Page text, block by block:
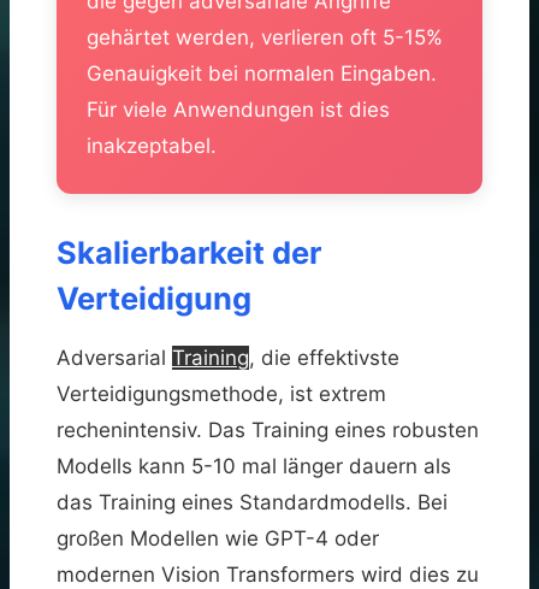
gehärtet werden, verlieren oft 5-15%
Genauigkeit bei normalen Eingaben.
Für viele Anwendungen ist dies
inakzeptabel.
Skalierbarkeit der
Verteidigung
Adversarial Training, die effektivste
Verteidigungsmethode, ist extrem
rechenintensiv. Das Training eines robusten
Modells kann 5-10 mal länger dauern als
das Training eines Standardmodells. Bei
großen Modellen wie GPT-4 oder
modernen Vision Transformers wird dies zu